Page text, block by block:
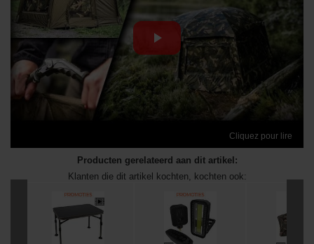
Cliquez pour lire
Producten gerelateerd aan dit artikel:
Klanten die dit artikel kochten, kochten ook: